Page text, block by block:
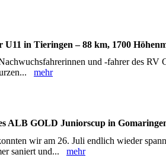
U11 in Tieringen – 88 km, 1700
und -fahrer des RV
mehr
ALB GOLD Juniorscup in
wir am 26. Juli endlich wieder
saniert und... mehr